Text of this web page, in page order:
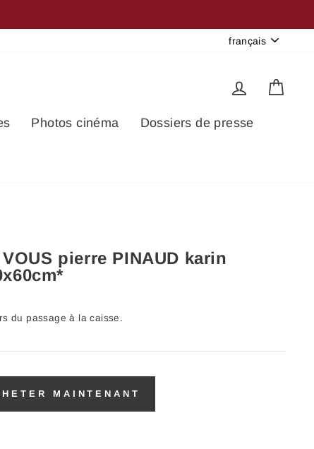
Langue
français
Se
Photos cinéma Dossiers de presse
pierre PINAUD karin
du passage à la caisse.
MAINTENANT